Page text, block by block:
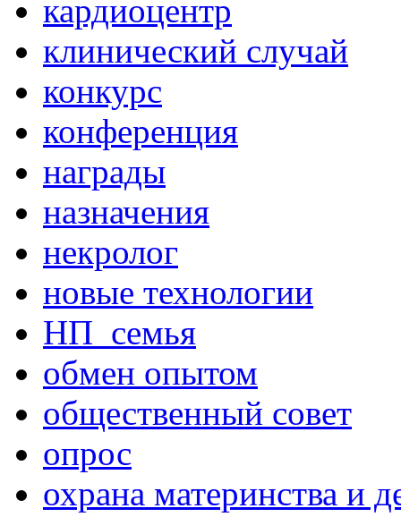
кардиоцентр
клинический случай
конкурс
конференция
награды
назначения
некролог
новые технологии
НП_семья
обмен опытом
общественный совет
опрос
охрана материнства и